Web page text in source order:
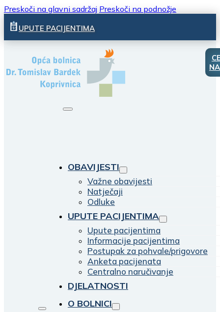
Preskoči na glavni sadržaj Preskoči na podnožje
UPUTE PACIJENTIMA
OBAVIJESTI
Važne obavijesti
Natječaji
Odluke
UPUTE PACIJENTIMA
Upute pacijentima
Informacije pacijentima
Postupak za pohvale/prigovore
Anketa pacijenata
Centralno naručivanje
DJELATNOSTI
O BOLNICI